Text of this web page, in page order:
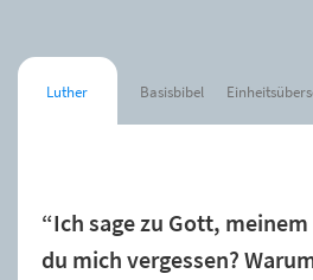
Luther Basisbibel
“Ich sage zu Gott,
du mich vergessen?